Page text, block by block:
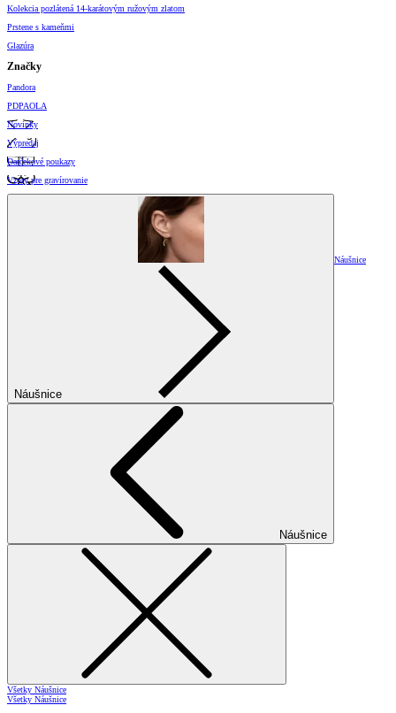
Kolekcia pozlátená 14-karátovým ružovým zlatom
Prstene s kameňmi
Glazúra
Značky
Pandora
PDPAOLA
Novinky
Výpredaj
Darčekové poukazy
Vzory pre gravírovanie
Náušnice
Náušnice
Náušnice
Všetky Náušnice
Všetky Náušnice